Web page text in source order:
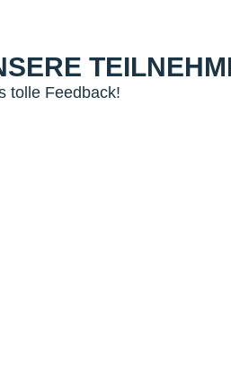
tolle Feedback!